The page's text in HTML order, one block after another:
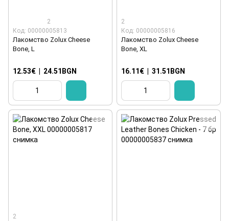
2
Код: 00000005813
Лакомство Zolux Cheese
Bone, L
12.53€ 24.51BGN
2
Код: 00000005816
Лакомство Zolux Cheese
Bone, XL
16.11€ 31.51BGN
2